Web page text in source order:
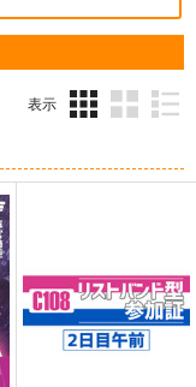
表示
ム
表
ム
表
ム
表